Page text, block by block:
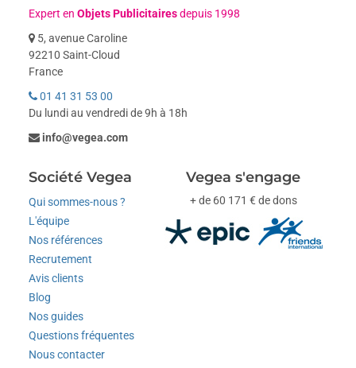
Expert enObjets Publicitairesdepuis 1998
5, avenue Caroline
92210 Saint-Cloud
France
01 41 31 53 00
Du lundi au vendredi de 9h à 18h
info@vegea.com
Société Vegea
Qui sommes-nous ?
L'équipe
Nos références
Recrutement
Avis clients
Blog
Nos guides
Questions fréquentes
Nous contacter
Vegea s'engage
+ de 60 171 € de dons